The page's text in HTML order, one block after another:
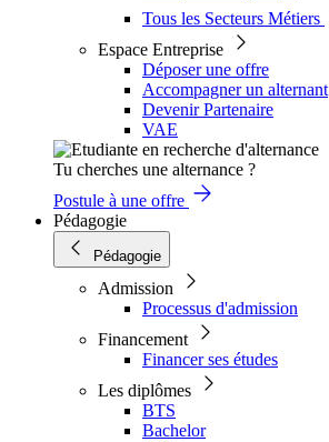
Tous les Secteurs Métiers
Espace Entreprise
Déposer une offre
Accompagner un alternant
Devenir Partenaire
VAE
Tu cherches une alternance ?
Postule à une offre
Pédagogie
Pédagogie
Admission
Processus d'admission
Financement
Financer ses études
Les diplômes
BTS
Bachelor